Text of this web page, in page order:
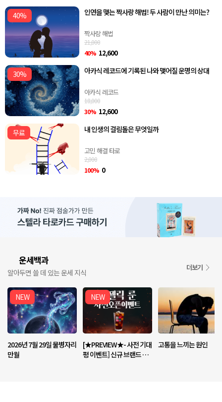
40% 인연을 맺는 짝사랑 해법! 두 사람이 만난 의미는?
짝사랑 해법
21,000
40% 12,600
30% 아카식 레코드에 기록된 나와 맺어질 운명의 상대
아카식 레코드
18,000
30% 12,600
무료 내 인생의 걸림돌은 무엇일까
고민 해결 타로
2,000
100% 0
운세백과
알아두면 쓸 데 있는 운세 지식
더보기
NEW
2026년 7월 29일 물병자리
만월
NEW
[★PREVIEW★- 사전 기대
평 이벤트] 신규 브랜드 <엔
고통을 느끼는 원인